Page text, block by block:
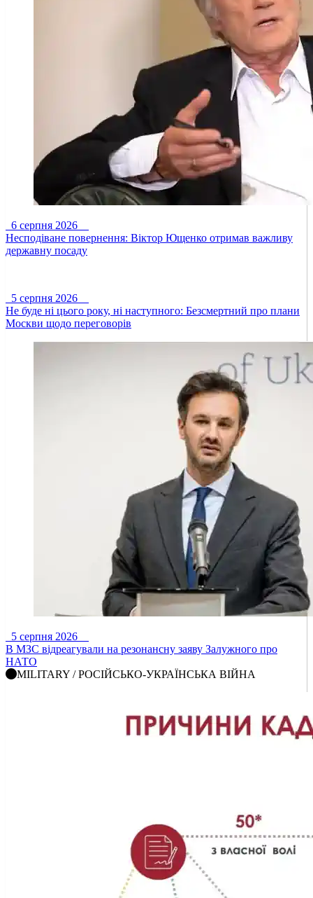
6 серпня 2026
Несподіване повернення: Віктор Ющенко отримав важливу
державну посаду
5 серпня 2026
Не буде ні цього року, ні наступного: Безсмертний про плани
Москви щодо переговорів
5 серпня 2026
В МЗС відреагували на резонансну заяву Залужного про
НАТО
MILITARY / РОСІЙСЬКО-УКРАЇНСЬКА ВІЙНА